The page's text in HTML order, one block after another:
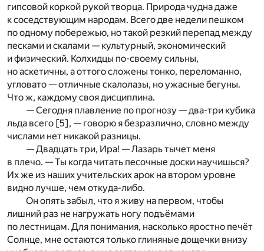
гипсовой коркой рукой творца. Природа чудна даже
к соседствующим народам. Всего две недели пешком
по одному побережью, но такой резкий перепад между
песками и скалами — культурный, экономический
и физический. Колхидцы по-своему сильны,
но аскетичны, а оттого сложены тонко, переломанно,
угловато — отличные скалолазы, но ужасные бегуны.
Что ж, каждому своя дисциплина.
— Сегодня плавление по прогнозу — два-три кубика
льда всего [5], — говорю я безразлично, словно между
числами нет никакой разницы.
— Двадцать три, Ира! — Лазарь тычет меня
в плечо. — Ты когда читать песочные доски научишься?
Их же из наших учительских арок на втором уровне
видно лучше, чем откуда-либо.
Он опять забыл, что я живу на первом, чтобы
лишний раз не нагружать ногу подъёмами
по лестницам. Для понимания, насколько яростно печёт
Солнце, мне остаются только глиняные дощечки внизу